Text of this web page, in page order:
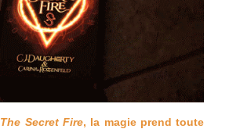
The Secret Fire, la magie prend toute